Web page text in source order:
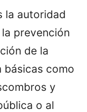
la autoridad
prevención
de la
básicas como
y
o al